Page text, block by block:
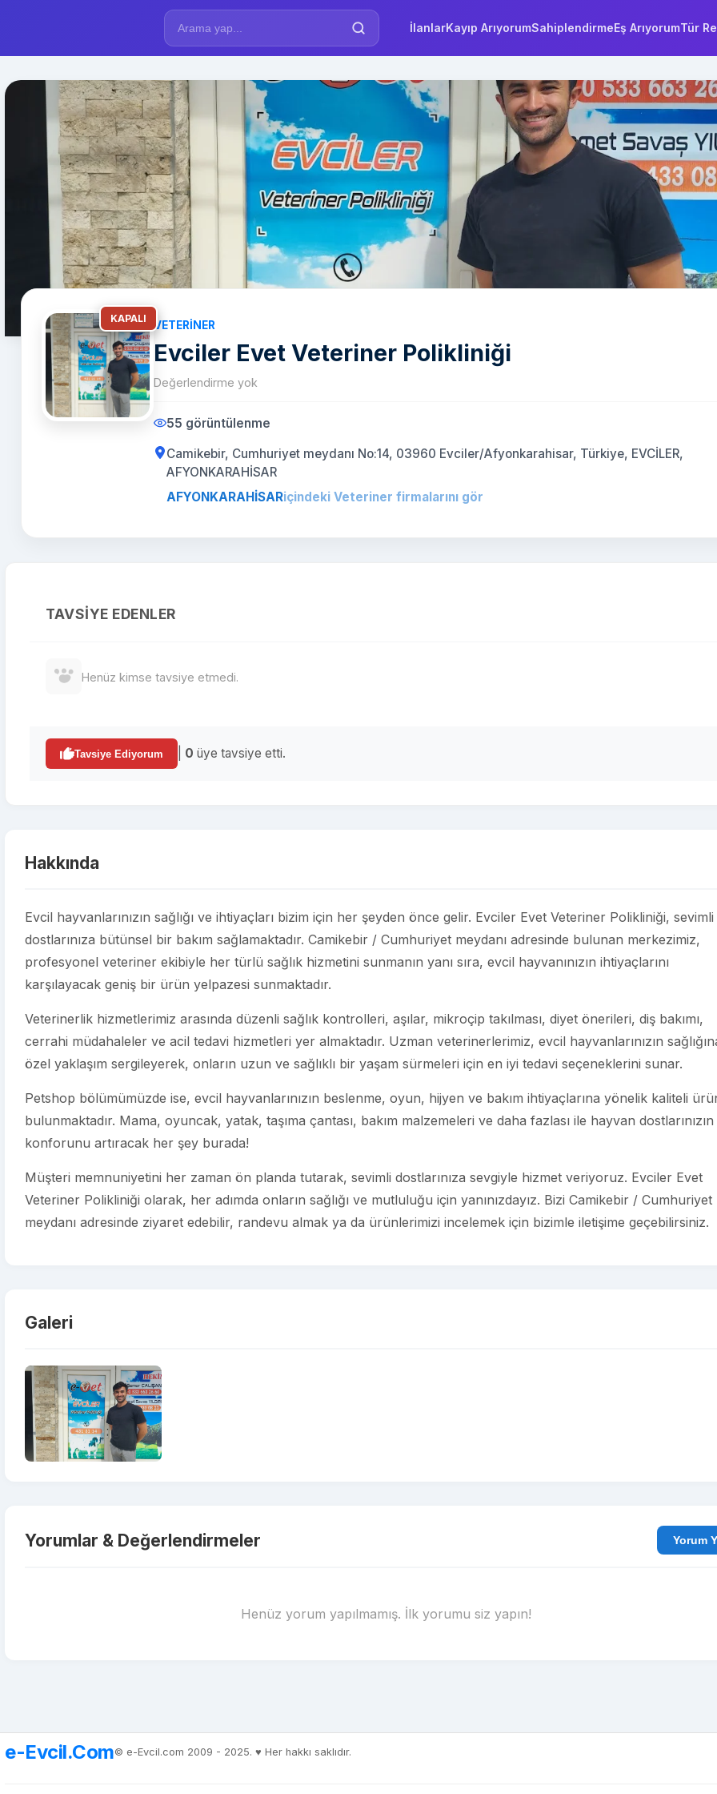
İlanlarKayıp ArıyorumSahiplendirmeEş ArıyorumTür
KAPALI
VETERINER
Evciler Evet Veteriner Polikliniği
Değerlendirme yok
55 görüntülenme
Camikebir, Cumhuriyet meydanı No:14, 03960 Evciler/Afyonkarahisar, Türkiye, EVCİLER,
AFYONKARAHİSAR
AFYONKARAHİSARiçindeki Veteriner firmalarını gör
TAVSIYE EDENLER
Henüz kimse tavsiye etmedi.
Tavsiye Ediyorum 0 üye tavsiye etti.
Hakkında
Evcil hayvanlarınızın sağlığı ve ihtiyaçları bizim için her şeyden önce gelir. Evciler Evet Veteriner Polikliniği, sevimli
dostlarınıza bütünsel bir bakım sağlamaktadır. Camikebir / Cumhuriyet meydanı adresinde bulunan merkezimiz,
profesyonel veteriner ekibiyle her türlü sağlık hizmetini sunmanın yanı sıra, evcil hayvanınızın ihtiyaçlarını
karşılayacak geniş bir ürün yelpazesi sunmaktadır.
Veterinerlik hizmetlerimiz arasında düzenli sağlık kontrolleri, aşılar, mikroçip takılması, diyet önerileri, diş bakımı,
cerrahi müdahaleler ve acil tedavi hizmetleri yer almaktadır. Uzman veterinerlerimiz, evcil hayvanlarınızın
özel yaklaşım sergileyerek, onların uzun ve sağlıklı bir yaşam sürmeleri için en iyi tedavi seçeneklerini sunar.
Petshop bölümümüzde ise, evcil hayvanlarınızın beslenme, oyun, hijyen ve bakım ihtiyaçlarına yönelik kaliteli
bulunmaktadır. Mama, oyuncak, yatak, taşıma çantası, bakım malzemeleri ve daha fazlası ile hayvan dostlarınızın
konforunu artıracak her şey burada!
Müşteri memnuniyetini her zaman ön planda tutarak, sevimli dostlarınıza sevgiyle hizmet veriyoruz. Evciler Evet
Veteriner Polikliniği olarak, her adımda onların sağlığı ve mutluluğu için yanınızdayız. Bizi Camikebir / Cumhuriyet
meydanı adresinde ziyaret edebilir, randevu almak ya da ürünlerimizi incelemek için bizimle iletişime geçebilirsiniz.
Galeri
Yorumlar & Değerlendirmeler
Henüz yorum yapılmamış. İlk yorumu siz yapın!
e-Evcil.Com© e-Evcil.com 2009 - 2025. ♥️ Her hakkı saklıdır.